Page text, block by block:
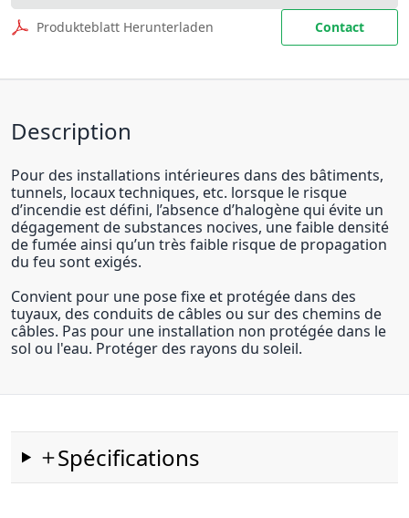
Produkteblatt Herunterladen Contact
Description
Pour des installations intérieures dans des bâtiments,
tunnels, locaux techniques, etc. lorsque le risque
d’incendie est défini, l’absence d’halogène qui évite un
dégagement de substances nocives, une faible densité
de fumée ainsi qu’un très faible risque de propagation
du feu sont exigés.
Convient pour une pose fixe et protégée dans des
tuyaux, des conduits de câbles ou sur des chemins de
câbles. Pas pour une installation non protégée dans le
sol ou l'eau. Protéger des rayons du soleil.
Spécifications